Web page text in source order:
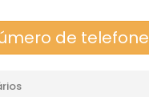
de telefone